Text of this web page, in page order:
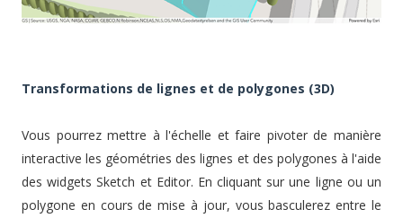
Transformations de lignes et de polygones (3D)
Vous pourrez mettre à l'échelle et faire pivoter de manière
interactive les géométries des lignes et des polygones à l'aide
des widgets Sketch et Editor. En cliquant sur une ligne ou un
polygone en cours de mise à jour, vous basculerez entre le